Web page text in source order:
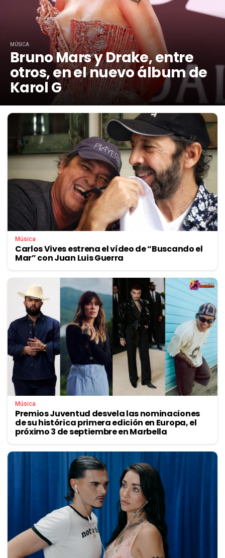
MÚSICA
Bruno Mars y Drake, entre
otros, en el nuevo álbum de
Karol G
Música
Carlos Vives estrena el vídeo de “Buscando el
Mar” con Juan Luis Guerra
Música
Premios Juventud desvela las nominaciones
de su histórica primera edición en Europa, el
próximo 3 de septiembre en Marbella